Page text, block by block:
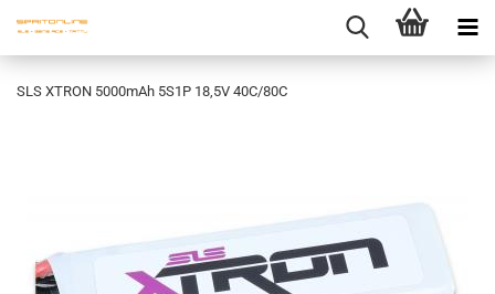
SLS XTRON 5000mAh 5S1P 18,5V 40C/80C